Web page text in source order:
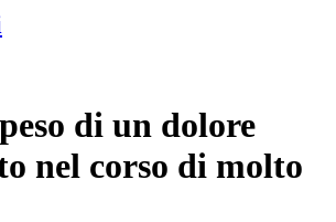
di un dolore
nel corso di molto